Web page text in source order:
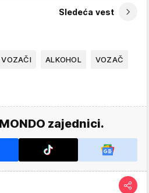
Sledeća vest
VOZAČI ALKOHOL VOZAČ
zajednici.